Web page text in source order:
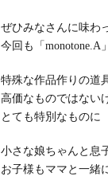
ぜひみなさんに味わ
今回も「
特殊な作品作りの道
高価なものではない
とても特別なものに
小さな娘ちゃんと息
お子様もママと一緒